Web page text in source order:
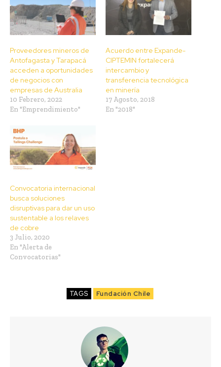
Proveedores mineros de
Antofagasta y Tarapacá
acceden a oportunidades
de negocios con
empresas de Australia
10 Febrero, 2022
En "Emprendimiento"
Acuerdo entre Expande-
CIPTEMIN fortalecerá
intercambio y
transferencia tecnológica
en minería
17 Agosto, 2018
En "2018"
Convocatoria internacional
busca soluciones
disruptivas para dar un uso
sustentable a los relaves
de cobre
3 Julio, 2020
En "Alerta de
Convocatorias"
TAGS Fundación Chile